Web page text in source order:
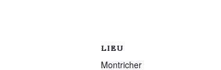
LIEU
Montricher